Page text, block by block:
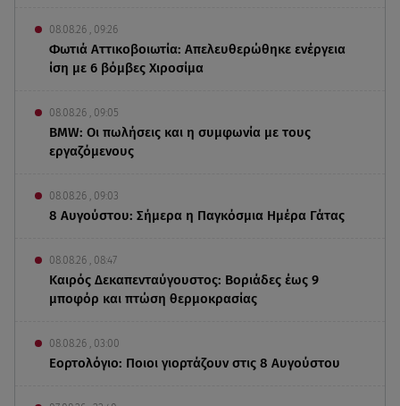
08.08.26 , 09:26
Φωτιά Αττικοβοιωτία: Απελευθερώθηκε ενέργεια
ίση με 6 βόμβες Χιροσίμα
08.08.26 , 09:05
BMW: Οι πωλήσεις και η συμφωνία με τους
εργαζόμενους
08.08.26 , 09:03
8 Αυγούστου: Σήμερα η Παγκόσμια Ημέρα Γάτας
08.08.26 , 08:47
Καιρός Δεκαπενταύγουστος: Βοριάδες έως 9
μποφόρ και πτώση θερμοκρασίας
08.08.26 , 03:00
Εορτολόγιο: Ποιοι γιορτάζουν στις 8 Αυγούστου